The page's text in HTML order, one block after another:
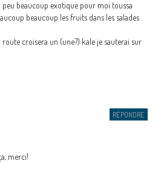
peu beaucoup exotique pour moi toussa
beaucoup les fruits dans les salades
croisera un (une?) kale je sauterai sur
RÉPONDRE
merci!